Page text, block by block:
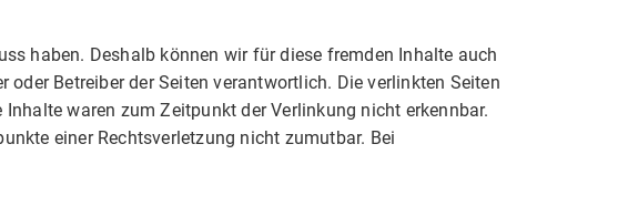
haben. Deshalb können wir für diese fremden Inhalte auch
Betreiber der Seiten verantwortlich. Die verlinkten Seiten
waren zum Zeitpunkt der Verlinkung nicht erkennbar.
einer Rechtsverletzung nicht zumutbar. Bei